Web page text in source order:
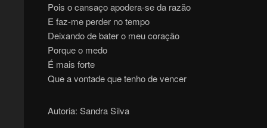
Pois o cansaço apodera-se da razão
E faz-me perder no tempo
Deixando de bater o meu coração
Porque o medo
É mais forte
Que a vontade que tenho de vencer
Autoria: Sandra Silva